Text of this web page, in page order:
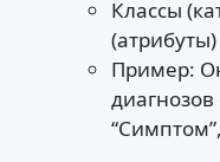
Классы
Пример:
диагнозов